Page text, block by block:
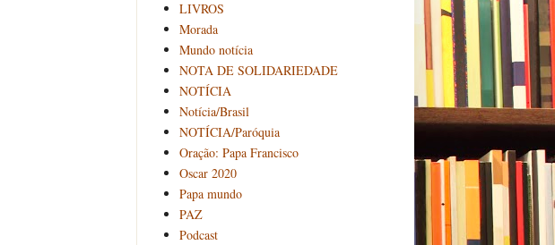
LIVROS
Morada
Mundo notícia
NOTA DE SOLIDARIEDADE
NOTÍCIA
Notícia/Brasil
NOTÍCIA/Paróquia
Oração: Papa Francisco
Oscar 2020
Papa mundo
PAZ
Podcast